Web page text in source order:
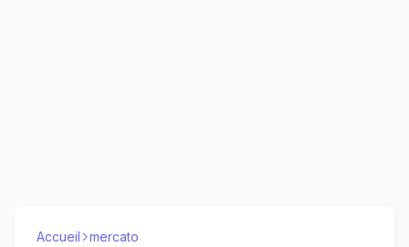
Accueil mercato